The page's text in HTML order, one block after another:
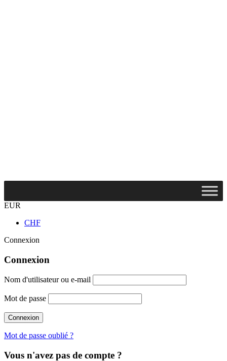
EUR
CHF
Connexion
Connexion
Nom d'utilisateur ou e-mail
Mot de passe
Mot de passe oublié ?
Vous n'avez pas de compte ?